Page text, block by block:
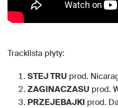
Tracklista płyty:
STEJ TRU prod.
ZAGINACZASU prod.
PRZEJEBAJKI prod.